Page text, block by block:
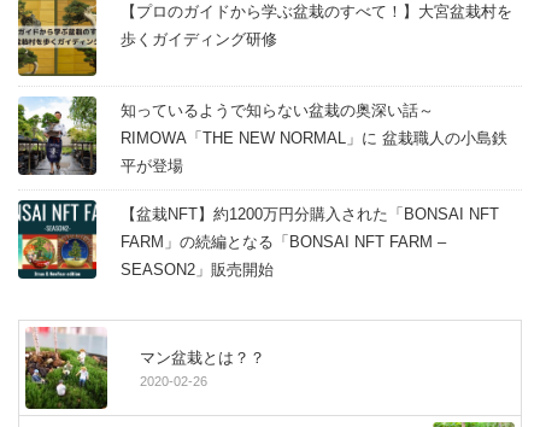
【プロのガイドから学ぶ盆栽のすべて！】大宮盆栽村を
歩くガイディング研修
知っているようで知らない盆栽の奥深い話～
RIMOWA「THE NEW NORMAL」に 盆栽職人の小島鉄
平が登場
【盆栽NFT】約1200万円分購入された「BONSAI NFT
FARM」の続編となる「BONSAI NFT FARM –
SEASON2」販売開始
マン盆栽とは？？
2020-02-26